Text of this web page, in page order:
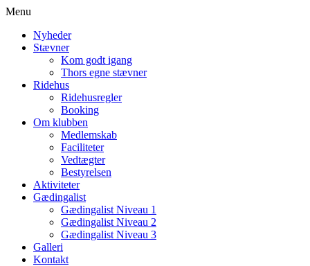
Menu
Nyheder
Stævner
Kom godt igang
Thors egne stævner
Ridehus
Ridehusregler
Booking
Om klubben
Medlemskab
Faciliteter
Vedtægter
Bestyrelsen
Aktiviteter
Gædingalist
Gædingalist Niveau 1
Gædingalist Niveau 2
Gædingalist Niveau 3
Galleri
Kontakt